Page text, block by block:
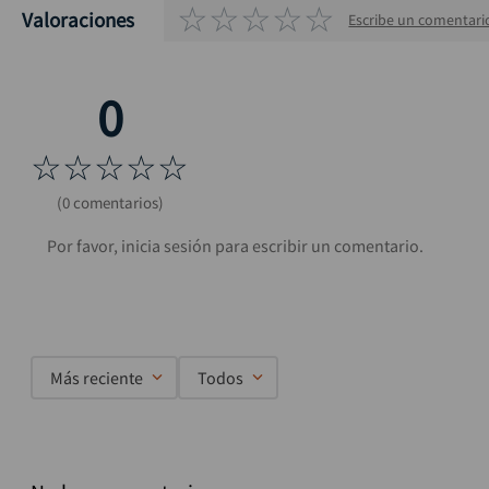
Valoraciones ☆☆☆☆☆ Escribe un
☆☆☆☆☆
(0 comentarios)
Más reciente Todos